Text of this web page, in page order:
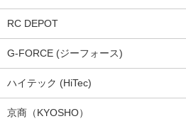
RC DEPOT
G-FORCE (ジーフォース)
ハイテック (HiTec)
京商（KYOSHO）